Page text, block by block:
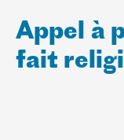
Appel à
fait